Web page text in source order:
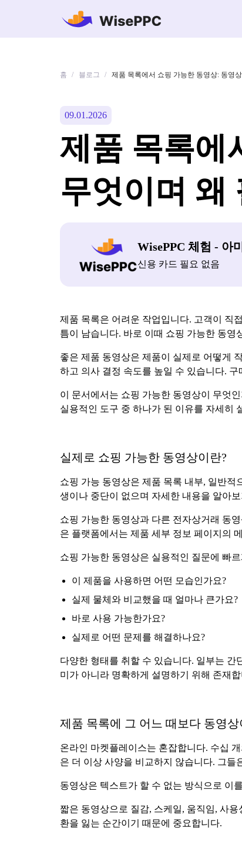
홈 / 블로그 / 제품 목록에서 쇼핑 가능한 동영상: 동영
09.01.2026
제품 목록에
무엇이며 왜
WisePPC 체험 - 아
신용 카드 필요 없음
제품 목록은 어려운 작업입니다. 고객이 직
틈이 남습니다. 바로 이때 쇼핑 가능한 동영
좋은 제품 동영상은 제품이 실제로 어떻게
하고 의사 결정 속도를 높일 수 있습니다.
이 문서에서는 쇼핑 가능한 동영상이 무엇
실용적인 도구 중 하나가 된 이유를 자세히
실제로 쇼핑 가능한 동영상이란?
쇼핑 가능 동영상은 제품 목록 내부, 일반
생이나 중단이 없으며 자세한 내용을 알아
쇼핑 가능한 동영상과 다른 전자상거래 동
은 플랫폼에서는 제품 세부 정보 페이지의
쇼핑 가능한 동영상은 실용적인 질문에 빠
이 제품을 사용하면 어떤 모습인가요?
실제 물체와 비교했을 때 얼마나 큰가요?
바로 사용 가능한가요?
실제로 어떤 문제를 해결하나요?
다양한 형태를 취할 수 있습니다. 일부는 간
미가 아니라 명확하게 설명하기 위해 존재
제품 목록에 그 어느 때보다 동영
온라인 마켓플레이스는 혼잡합니다. 수십
은 더 이상 사양을 비교하지 않습니다. 그들
동영상은 텍스트가 할 수 없는 방식으로 이
짧은 동영상으로 질감, 스케일, 움직임, 사
환을 잃는 순간이기 때문에 중요합니다.